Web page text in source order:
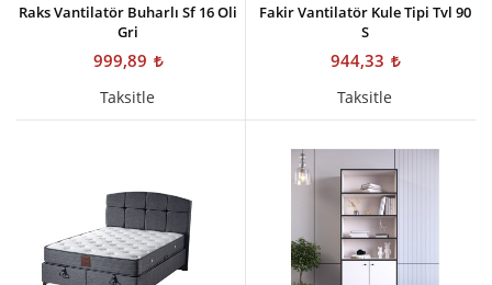
Raks Vantilatör Buharlı Sf 16 Oli
Gri
999,89
Taksitle
Fakir Vantilatör Kule Tipi Tvl 90
S
944,33
Taksitle